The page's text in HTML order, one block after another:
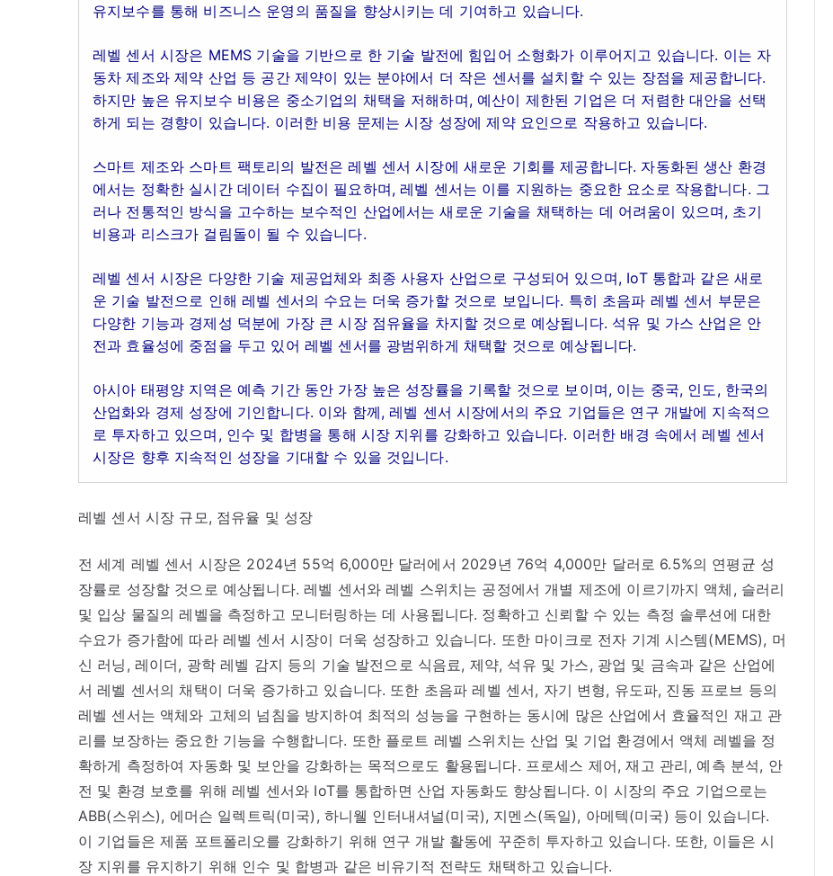
유지보수를 통해 비즈니스 운영의 품질을 향상시키는 데 기여하고 있습니다.
레벨 센서 시장은 MEMS 기술을 기반으로 한 기술 발전에 힘입어 소형화가 이루어지고 있습니다. 이는 자
동차 제조와 제약 산업 등 공간 제약이 있는 분야에서 더 작은 센서를 설치할 수 있는 장점을 제공합니다.
하지만 높은 유지보수 비용은 중소기업의 채택을 저해하며, 예산이 제한된 기업은 더 저렴한 대안을 선택
하게 되는 경향이 있습니다. 이러한 비용 문제는 시장 성장에 제약 요인으로 작용하고 있습니다.
스마트 제조와 스마트 팩토리의 발전은 레벨 센서 시장에 새로운 기회를 제공합니다. 자동화된 생산 환경
에서는 정확한 실시간 데이터 수집이 필요하며, 레벨 센서는 이를 지원하는 중요한 요소로 작용합니다. 그
러나 전통적인 방식을 고수하는 보수적인 산업에서는 새로운 기술을 채택하는 데 어려움이 있으며, 초기
비용과 리스크가 걸림돌이 될 수 있습니다.
레벨 센서 시장은 다양한 기술 제공업체와 최종 사용자 산업으로 구성되어 있으며, IoT 통합과 같은 새로
운 기술 발전으로 인해 레벨 센서의 수요는 더욱 증가할 것으로 보입니다. 특히 초음파 레벨 센서 부문은
다양한 기능과 경제성 덕분에 가장 큰 시장 점유율을 차지할 것으로 예상됩니다. 석유 및 가스 산업은 안
전과 효율성에 중점을 두고 있어 레벨 센서를 광범위하게 채택할 것으로 예상됩니다.
아시아 태평양 지역은 예측 기간 동안 가장 높은 성장률을 기록할 것으로 보이며, 이는 중국, 인도, 한국의
산업화와 경제 성장에 기인합니다. 이와 함께, 레벨 센서 시장에서의 주요 기업들은 연구 개발에 지속적으
로 투자하고 있으며, 인수 및 합병을 통해 시장 지위를 강화하고 있습니다. 이러한 배경 속에서 레벨 센서
시장은 향후 지속적인 성장을 기대할 수 있을 것입니다.
레벨 센서 시장 규모, 점유율 및 성장
전 세계 레벨 센서 시장은 2024년 55억 6,000만 달러에서 2029년 76억 4,000만 달러로 6.5%의 연평균 성
장률로 성장할 것으로 예상됩니다. 레벨 센서와 레벨 스위치는 공정에서 개별 제조에 이르기까지 액체, 슬러리
및 입상 물질의 레벨을 측정하고 모니터링하는 데 사용됩니다. 정확하고 신뢰할 수 있는 측정 솔루션에 대한
수요가 증가함에 따라 레벨 센서 시장이 더욱 성장하고 있습니다. 또한 마이크로 전자 기계 시스템(MEMS), 머
신 러닝, 레이더, 광학 레벨 감지 등의 기술 발전으로 식음료, 제약, 석유 및 가스, 광업 및 금속과 같은 산업에
서 레벨 센서의 채택이 더욱 증가하고 있습니다. 또한 초음파 레벨 센서, 자기 변형, 유도파, 진동 프로브 등의
레벨 센서는 액체와 고체의 넘침을 방지하여 최적의 성능을 구현하는 동시에 많은 산업에서 효율적인 재고 관
리를 보장하는 중요한 기능을 수행합니다. 또한 플로트 레벨 스위치는 산업 및 기업 환경에서 액체 레벨을 정
확하게 측정하여 자동화 및 보안을 강화하는 목적으로도 활용됩니다. 프로세스 제어, 재고 관리, 예측 분석, 안
전 및 환경 보호를 위해 레벨 센서와 IoT를 통합하면 산업 자동화도 향상됩니다. 이 시장의 주요 기업으로는
ABB(스위스), 에머슨 일렉트릭(미국), 하니웰 인터내셔널(미국), 지멘스(독일), 아메텍(미국) 등이 있습니다.
이 기업들은 제품 포트폴리오를 강화하기 위해 연구 개발 활동에 꾸준히 투자하고 있습니다. 또한, 이들은 시
장 지위를 유지하기 위해 인수 및 합병과 같은 비유기적 전략도 채택하고 있습니다.